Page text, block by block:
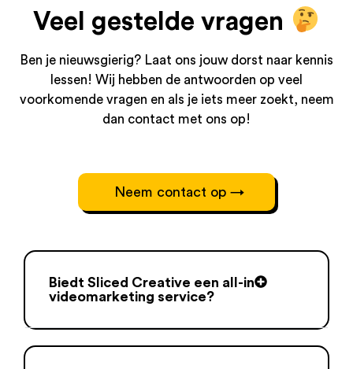
Veel gestelde vragen
Ben je nieuwsgierig? Laat ons jouw dorst naar kennis
lessen! Wij hebben de antwoorden op veel
voorkomende vragen en als je iets meer zoekt, neem
dan contact met ons op!
Neem contact op →
Biedt Sliced Creative een all-in
videomarketing service?